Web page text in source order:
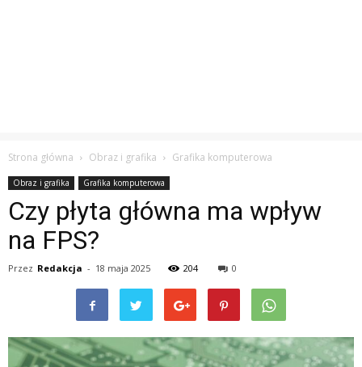
Strona główna Obraz i grafika Grafika komputerowa
Obraz i grafika Grafika komputerowa
Czy płyta główna ma wpływ
na FPS?
Przez Redakcja - 18 maja 2025 204 0